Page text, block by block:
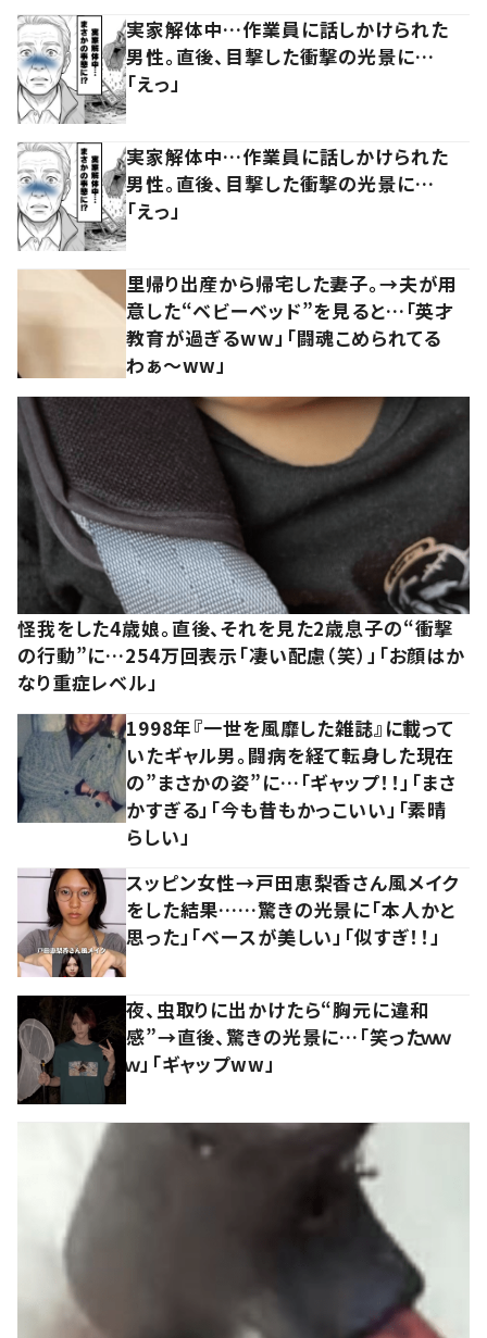
実家解体中…作業員に話しかけられた
男性。直後、目撃した衝撃の光景に…
「えっ」
実家解体中…作業員に話しかけられた
男性。直後、目撃した衝撃の光景に…
「えっ」
里帰り出産から帰宅した妻子。→夫が用
意した“ベビーベッド”を見ると…「英才
教育が過ぎるww」「闘魂こめられてる
わぁ～ww」
怪我をした4歳娘。直後、それを見た2歳息子の“衝撃
の行動”に…254万回表示「凄い配慮（笑）」「お顔はか
なり重症レベル」
1998年『一世を風靡した雑誌』に載って
いたギャル男。闘病を経て転身した現在
の”まさかの姿”に…「ギャップ！！」「まさ
かすぎる」「今も昔もかっこいい」「素晴
らしい」
スッピン女性→戸田恵梨香さん風メイク
をした結果……驚きの光景に「本人かと
思った」「ベースが美しい」「似すぎ！！」
夜、虫取りに出かけたら“胸元に違和
感”→直後、驚きの光景に…「笑ったｗｗ
ｗ」「ギャップww」